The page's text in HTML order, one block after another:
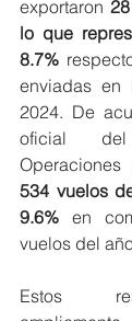
exportaron
lo que
8.7%
enviadas en
2024. De
oficial del
534 vuelos
9.6% en
vuelos del
Estos